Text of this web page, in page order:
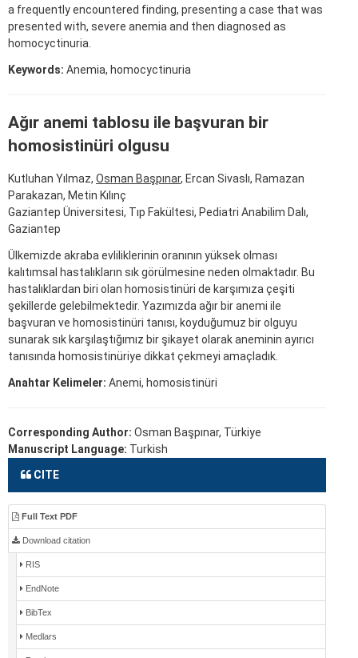
a frequently encountered finding, presenting a case that was
presented with, severe anemia and then diagnosed as
homocyctinuria.
Keywords: Anemia, homocyctinuria
Ağır anemi tablosu ile başvuran bir
homosistinüri olgusu
Kutluhan Yılmaz, Osman Başpınar, Ercan Sivaslı, Ramazan
Parakazan, Metin Kılınç
Gaziantep Üniversitesi, Tıp Fakültesi, Pediatri Anabilim Dalı,
Gaziantep
Ülkemizde akraba evliliklerinin oranının yüksek olması
kalıtımsal hastalıkların sık görülmesine neden olmaktadır. Bu
hastalıklardan biri olan homosistinüri de karşımıza çeşiti
şekillerde gelebilmektedir. Yazımızda ağır bir anemi ile
başvuran ve homosistinüri tanısı, koyduğumuz bir olguyu
sunarak sık karşılaştığımız bir şikayet olarak aneminin ayırıcı
tanısında homosistinüriye dikkat çekmeyi amaçladık.
Anahtar Kelimeler: Anemi, homosistinüri
Corresponding Author: Osman Başpınar, Türkiye
Manuscript Language: Turkish
CITE
Full Text PDF
Download citation
RIS
EndNote
BibTex
Medlars